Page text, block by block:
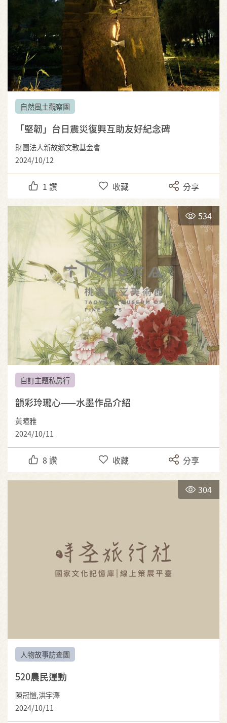
自然風土觀察團
「堅韌」台日震災復興互助友好紀念碑
財團法人新故鄉文教基金會
2024/10/12
1 讚 收藏 分享
534
自訂主題私房行
韻彩玲瓏心——水墨作品介紹
黃暄雅
2024/10/11
8 讚 收藏 分享
304
人物故事訪查團
520農民運動
陳冠愷,洪宇澤
2024/10/11